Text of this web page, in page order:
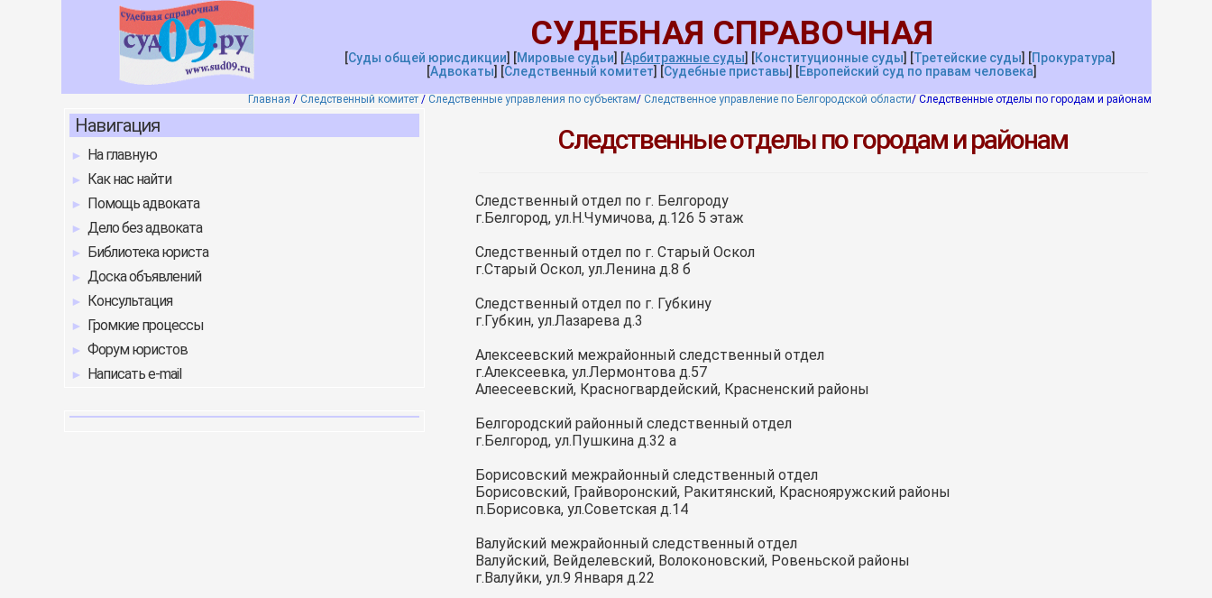
СУДЕБНАЯ СПРАВОЧНАЯ
[Суды общей юрисдикции] [Мировые судьи] [Арбитражные суды] [Конституционные суды] [Третейские суды] [Прокуратура]
[Адвокаты] [Следственный комитет] [Судебные приставы] [Европейский суд по правам человека]
Главная / Следственный комитет/ Следственные управления по субъектам/ Следственное управление по Белгородской области/Следственные отделы по городам и районам
Навигация
На главную
Как нас найти
Помощь адвоката
Дело без адвоката
Библиотека юриста
Доска объявлений
Консультация
Громкие процессы
Форум юристов
Написать e-mail
Следственные отделы по городам и районам
Следственный отдел по г. Белгороду
г.Белгород, ул.Н.Чумичова, д.126 5 этаж
Следственный отдел по г. Старый Оскол
г.Старый Оскол, ул.Ленина д.8 б
Следственный отдел по г. Губкину
г.Губкин, ул.Лазарева д.3
Алексеевский межрайонный следственный отдел
г.Алексеевка, ул.Лермонтова д.57
Алеесеевский, Красногвардейский, Красненский районы
Белгородский районный следственный отдел
г.Белгород, ул.Пушкина д.32 а
Борисовский межрайонный следственный отдел
Борисовский, Грайворонский, Ракитянский, Краснояружский районы
п.Борисовка, ул.Советская д.14
Валуйский межрайонный следственный отдел
Валуйский, Вейделевский, Волоконовский, Ровеньской районы
г.Валуйки, ул.9 Января д.22